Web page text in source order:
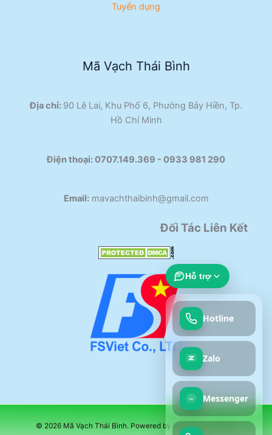
Tuyển dụng
Mã Vạch Thái Bình
Địa chỉ: 90 Lê Lai, Khu Phố 6, Phường Bảy Hiền, Tp.
Hồ Chí Minh
Điện thoại:0707.149.369 - 0933 981 290​
Email:mavachthaibinh@gmail.com
Đối Tác Liên Kết
© 2026 Mã Vạch Thái Bình. Powered by Mã Vạch Thái Bình
Hỗ trợ
Hotline
Zalo
Messenger